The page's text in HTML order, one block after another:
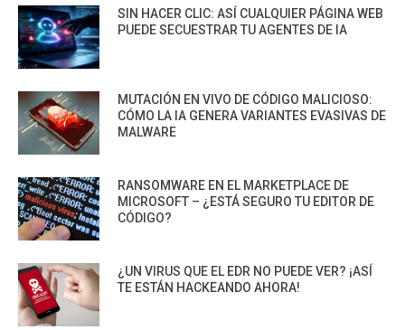
SIN HACER CLIC: ASÍ CUALQUIER PÁGINA WEB
PUEDE SECUESTRAR TU AGENTES DE IA
MUTACIÓN EN VIVO DE CÓDIGO MALICIOSO:
CÓMO LA IA GENERA VARIANTES EVASIVAS DE
MALWARE
RANSOMWARE EN EL MARKETPLACE DE
MICROSOFT – ¿ESTÁ SEGURO TU EDITOR DE
CÓDIGO?
¿UN VIRUS QUE EL EDR NO PUEDE VER? ¡ASÍ
TE ESTÁN HACKEANDO AHORA!